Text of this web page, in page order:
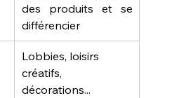
des produits et se
différencier
Lobbies, loisirs
créatifs,
décorations...